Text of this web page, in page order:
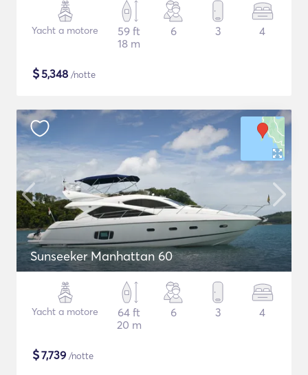
Yacht a motore
59 ft
18 m
6 3 4
$5,348 /notte
Sunseeker Manhattan 60
Yacht a motore
64 ft
20 m
6 3 4
$7,739 /notte